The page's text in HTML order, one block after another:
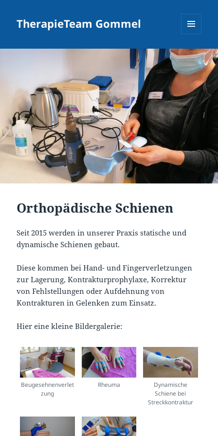
TherapieTeam Gommel
WIDGETS
Orthopädische Schienen
Seit 2015 werden in unserer Praxis statische und
dynamische Schienen gebaut.
Diese kommen bei Hand- und Fingerverletzungen
zur Lagerung, Kontrakturprophylaxe, Korrektur
von Fehlstellungen oder Aufdehnung von
Kontrakturen in Gelenken zum Einsatz.
Hier eine kleine Bildergalerie:
Beugesehnenverlet
zung
Rheuma
Dynamische
Schiene bei
Streckkontraktur